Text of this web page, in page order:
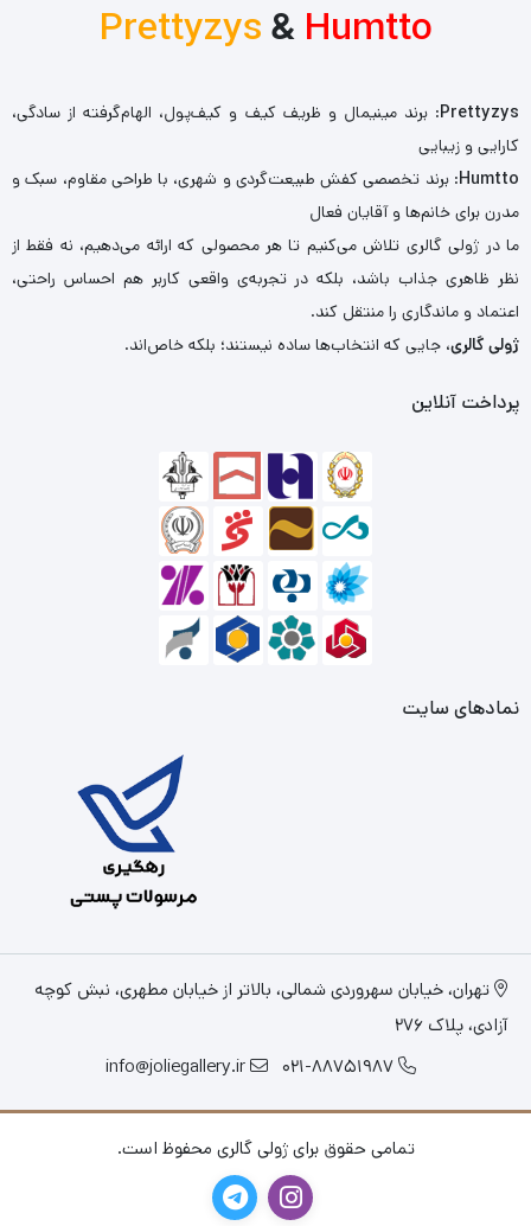
Prettyzys& Humtto
Prettyzys: برند مینیمال و ظریف کیف و کیف‌پول، الهام‌گرفته از سادگی،
کارایی و زیبایی
Humtto: برند تخصصی کفش طبیعت‌گردی و شهری، با طراحی مقاوم، سبک و
مدرن برای خانم‌ها و آقایان فعال
ما در ژولی گالری تلاش می‌کنیم تا هر محصولی که ارائه می‌دهیم، نه فقط از
نظر ظاهری جذاب باشد، بلکه در تجربه‌ی واقعی کاربر هم احساس راحتی،
اعتماد و ماندگاری را منتقل کند.
ژولی گالری، جایی که انتخاب‌ها ساده نیستند؛ بلکه خاص‌اند.
پرداخت آنلاین
نمادهای سایت
تهران، خیابان سهروردی شمالی، بالاتر از خیابان مطهری، نبش کوچه
آزادی، پلاک 276
021-88751987
info@joliegallery.ir
تمامی حقوق برای ژولی گالری محفوظ است.